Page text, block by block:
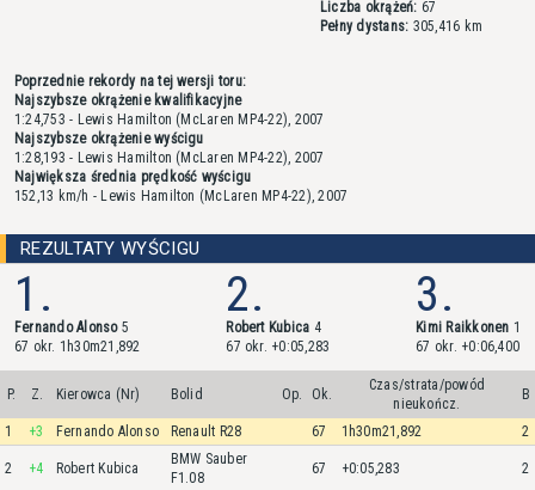
Liczba okrążeń: 67
Pełny dystans: 305,416 km
Poprzednie rekordy na tej wersji toru:
Najszybsze okrążenie kwalifikacyjne
1:24,753 - Lewis Hamilton (McLaren MP4-22), 2007
Najszybsze okrążenie wyścigu
1:28,193 - Lewis Hamilton (McLaren MP4-22), 2007
Największa średnia prędkość wyścigu
152,13 km/h - Lewis Hamilton (McLaren MP4-22), 2007
REZULTATY WYŚCIGU
1.
Fernando Alonso5
67 okr. 1h30m21,892
2.
Robert Kubica 4
67 okr. +0:05,283
3.
Kimi Raikkonen 1
67 okr. +0:06,400
P. Z. Kierowca (Nr) Bolid Op. Ok.
Czas/strata/powód
nieukończ.
B
1 +3 Fernando Alonso Renault R28 67 1h30m21,892 2
2 +4 Robert Kubica
BMW Sauber
F1.08
67 +0:05,283 2